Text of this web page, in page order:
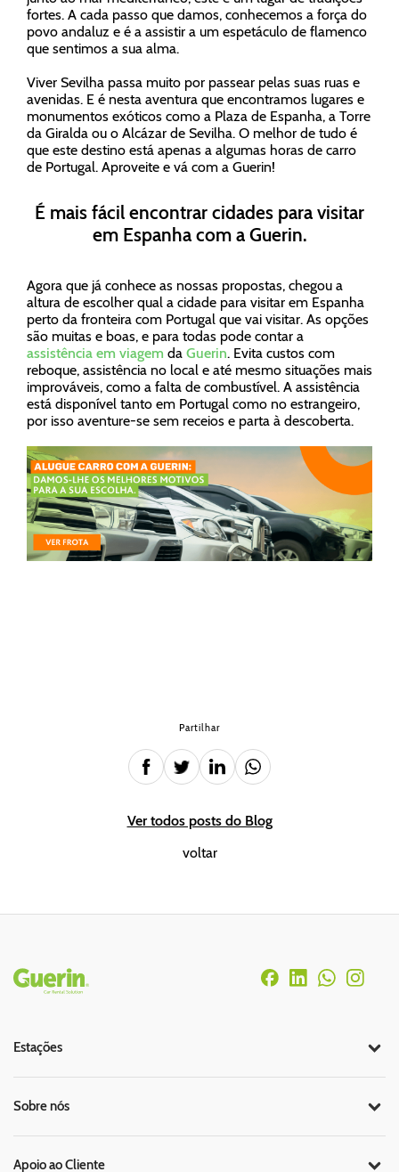
fortes. A cada passo que damos, conhecemos a força do
povo andaluz e é a assistir a um espetáculo de flamenco
que sentimos a sua alma.
Viver Sevilha passa muito por passear pelas suas ruas e
avenidas. E é nesta aventura que encontramos lugares e
monumentos exóticos como a Plaza de Espanha, a Torre
da Giralda ou o Alcázar de Sevilha. O melhor de tudo é
que este destino está apenas a algumas horas de carro
de Portugal. Aproveite e vá com a Guerin!
É mais fácil encontrar cidades para visitar
em Espanha com a Guerin.
Agora que já conhece as nossas propostas, chegou a
altura de escolher qual a cidade para visitar em Espanha
perto da fronteira com Portugal que vai visitar. As opções
são muitas e boas, e para todas pode contar a
assistência em viagem da Guerin. Evita custos com
reboque, assistência no local e até mesmo situações mais
improváveis, como a falta de combustível. A assistência
está disponível tanto em Portugal como no estrangeiro,
por isso aventure-se sem receios e parta à descoberta.
Partilhar
Ver todos posts do Blog
voltar
Rodapé
Estações
Sobre nós
Apoio ao Cliente